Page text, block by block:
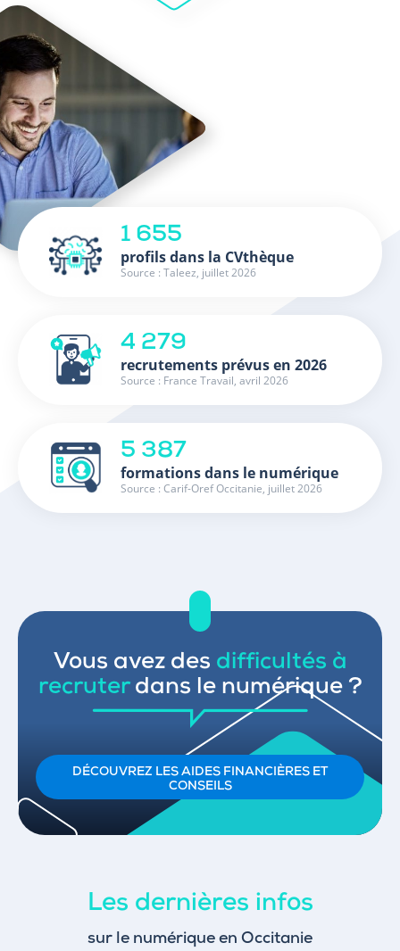
1 655
profils dans la CVthèque
Source : Taleez, juillet 2026
4 279
recrutements prévus en 2026
Source : France Travail, avril 2026
5 387
formations dans le numérique
Source : Carif-Oref Occitanie, juillet 2026
Vous avez des difficultés à
recruterdans le numérique ?
DÉCOUVREZ LES AIDES FINANCIÈRES ET
CONSEILS
Les dernières infos
sur le numérique en Occitanie